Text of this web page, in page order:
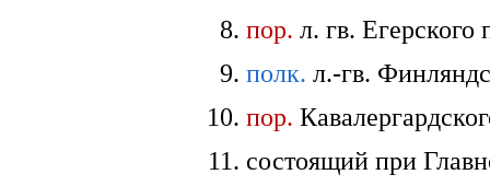
пор. л. гв.
полк. л.-гв.
пор.
состоящий при